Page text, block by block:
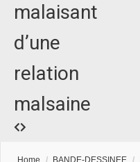
malaisant
d’une
relation
malsaine